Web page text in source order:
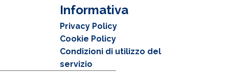
Informativa
Privacy Policy
Cookie Policy
Condizioni di utilizzo del
servizio